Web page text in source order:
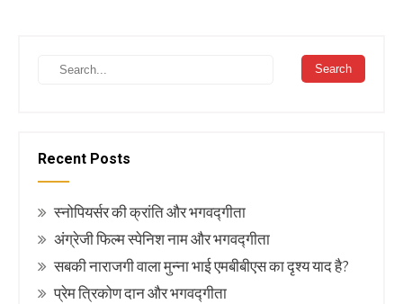
Recent Posts
स्नोपियर्सर की क्रांति और भगवद्गीता
अंग्रेजी फिल्म स्पेनिश नाम और भगवद्गीता
सबकी नाराजगी वाला मुन्ना भाई एमबीबीएस का दृश्य याद है?
प्रेम त्रिकोण दान और भगवद्गीता